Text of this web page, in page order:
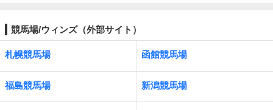
競馬場/ウィンズ（外部サイト）
札幌競馬場 函館競馬場
福島競馬場 新潟競馬場